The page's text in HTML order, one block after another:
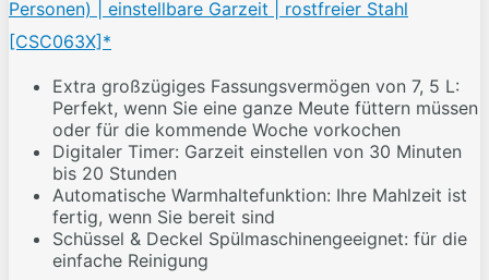
Personen) | einstellbare Garzeit | rostfreier Stahl
[CSC063X]*
Extra großzügiges Fassungsvermögen von 7, 5 L:
Perfekt, wenn Sie eine ganze Meute füttern müssen
oder für die kommende Woche vorkochen
Digitaler Timer: Garzeit einstellen von 30 Minuten
bis 20 Stunden
Automatische Warmhaltefunktion: Ihre Mahlzeit ist
fertig, wenn Sie bereit sind
Schüssel & Deckel Spülmaschinengeeignet: für die
einfache Reinigung